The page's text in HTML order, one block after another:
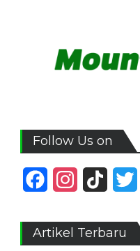
Follow Us on
FacebookInstagram
TikTok
Artikel Terbaru